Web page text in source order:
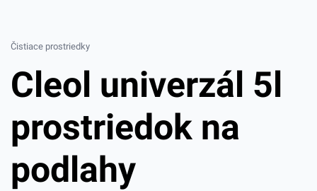
Čistiace prostriedky
Cleol univerzál 5l
prostriedok na
podlahy